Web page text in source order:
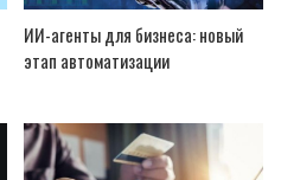
ИИ-агенты для бизнеса: новый
этап автоматизации